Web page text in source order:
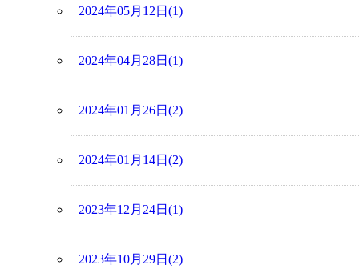
2024年05月12日(1)
2024年04月28日(1)
2024年01月26日(2)
2024年01月14日(2)
2023年12月24日(1)
2023年10月29日(2)